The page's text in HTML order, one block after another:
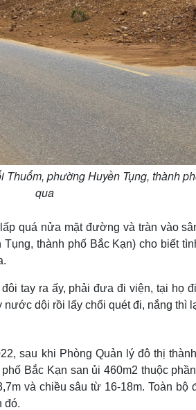
phường Huyền Tụng, thành
qua
quá nửa mặt đường và tràn vào
thành phố Bắc Kạn) cho biết
tay ra ấy, phải đưa đi viện, tại họ
dội rồi lấy chổi quét đi, nắng thì
sau khi Phòng Quản lý đô thị
Bắc Kạn san ủi 460m2 thuộc
và chiều sâu từ 16-18m. Toàn
đó.